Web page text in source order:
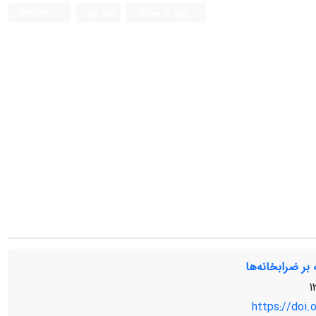
ضرابخانه‌ها
https://